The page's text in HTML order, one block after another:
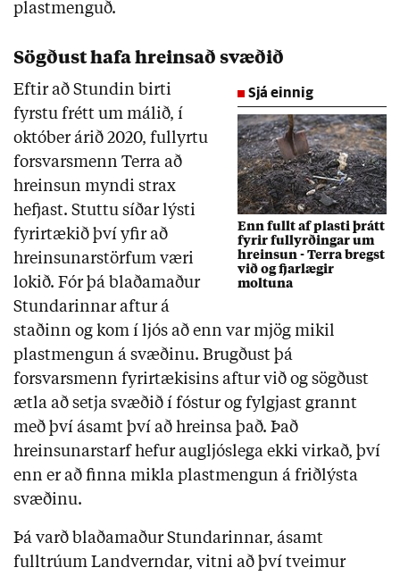
plastmenguð.
Sögðust hafa hreinsað svæðið
Sjá einnig
Enn fullt af plasti þrátt
fyrir fullyrðingar um
hreinsun - Terra bregst
við og fjarlægir
moltuna
Eftir að Stundin birti
fyrstu frétt um málið, í
október árið 2020, fullyrtu
forsvarsmenn Terra að
hreinsun myndi strax
hefjast. Stuttu síðar lýsti
fyrirtækið því yfir að
hreinsunarstörfum væri
lokið. Fór þá blaðamaður
Stundarinnar aftur á
staðinn og kom í ljós að enn var mjög mikil
plastmengun á svæðinu. Brugðust þá
forsvarsmenn fyrirtækisins aftur við og sögðust
ætla að setja svæðið í fóstur og fylgjast grannt
með því ásamt því að hreinsa það. Það
hreinsunarstarf hefur augljóslega ekki virkað, því
enn er að finna mikla plastmengun á friðlýsta
svæðinu.
Þá varð blaðamaður Stundarinnar, ásamt
fulltrúum Landverndar, vitni að því tveimur